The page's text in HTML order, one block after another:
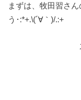
まずは、牧田習さん
う･:*+.\(´∀｀)/.:+